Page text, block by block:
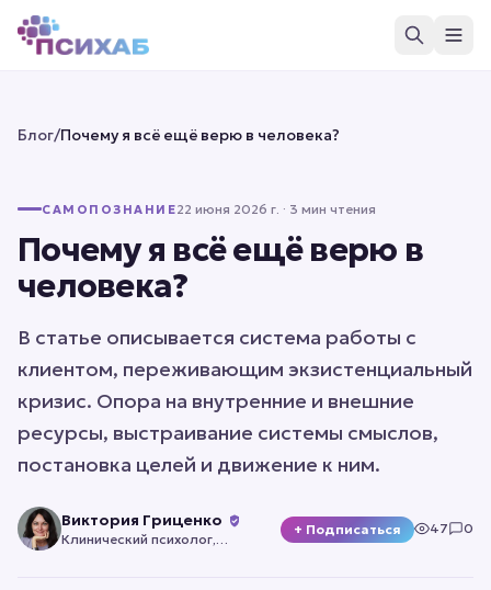
Блог/Почему я всё ещё верю в человека?
САМОПОЗНАНИЕ22 июня 2026 г. · 3 мин чтения
Почему я всё ещё верю в
человека?
В статье описывается система работы с
клиентом, переживающим экзистенциальный
кризис. Опора на внутренние и внешние
ресурсы, выстраивание системы смыслов,
постановка целей и движение к ним.
Виктория Гриценко
Клинический психолог,
+ Подписаться 47 0